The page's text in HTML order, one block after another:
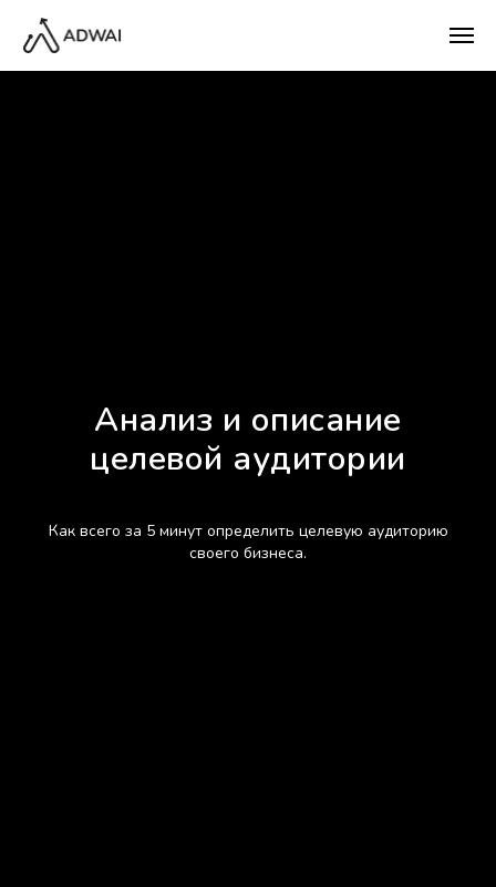
Анализ и описание
целевой аудитории
Как всего за 5 минут определить целевую аудиторию
своего бизнеса.